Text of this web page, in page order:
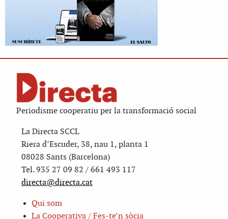
Periodisme cooperatiu per la transformació social
La Directa SCCL
Riera d’Escuder, 38, nau 1, planta 1
08028 Sants (Barcelona)
Tel. 935 27 09 82 / 661 493 117
directa@directa.cat
Qui som
La Cooperativa / Fes-te’n sòcia